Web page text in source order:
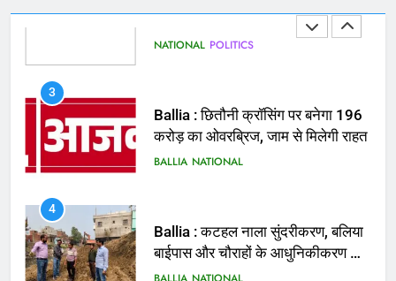
BALLIA NATIONAL
तैयारी तेज
BALLIA NATIONAL
5